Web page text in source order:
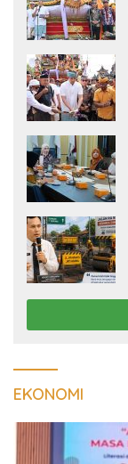
EKONOMI